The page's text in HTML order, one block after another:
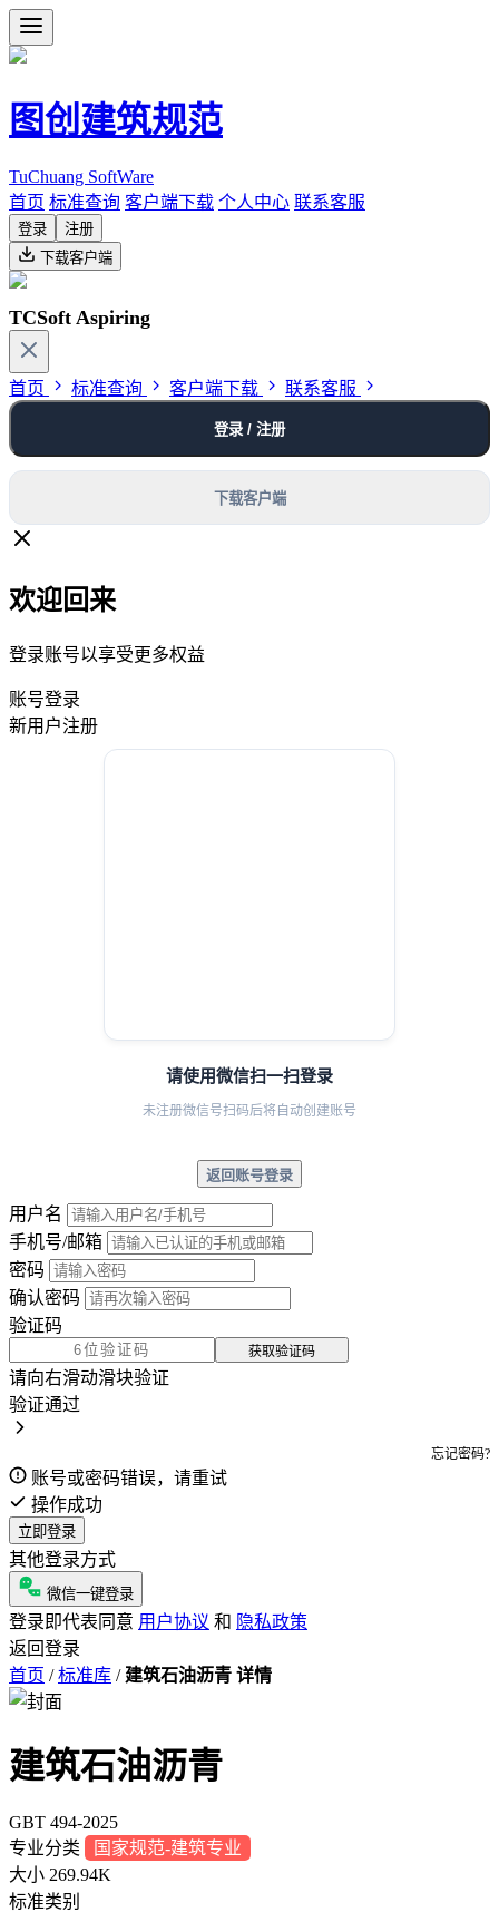
图创建筑规范
TuChuang SoftWare
首页 标准查询 客户端下载 个人中心 联系客服
登录
注册
下载客户端
TCSoft Aspiring
首页 标准查询 客户端下载 联系客服
登录 / 注册
下载客户端
欢迎回来
登录账号以享受更多权益
账号登录
新用户注册
请使用微信扫一扫登录
未注册微信号扫码后将自动创建账号
返回账号登录
用户名
手机号/邮箱
密码
确认密码
验证码
获取验证码
请向右滑动滑块验证
验证通过
忘记密码?
账号或密码错误，请重试
操作成功
立即登录
其他登录方式
微信一键登录
登录即代表同意 用户协议 和 隐私政策
返回登录
首页 / 标准库 / 建筑石油沥青 详情
建筑石油沥青
GBT 494-2025
专业分类
国家规范-建筑专业
大小 269.94K
标准类别